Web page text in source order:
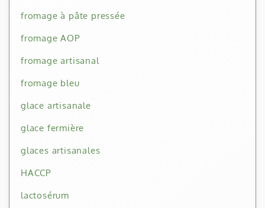
fromage à pâte pressée
fromage AOP
fromage artisanal
fromage bleu
glace artisanale
glace fermière
glaces artisanales
HACCP
lactosérum